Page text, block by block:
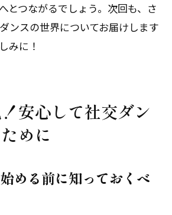
とつながるでしょう。次回も、さ
ンスの世界についてお届けします
みに！
安心して社交ダン
めに
める前に知っておくべ